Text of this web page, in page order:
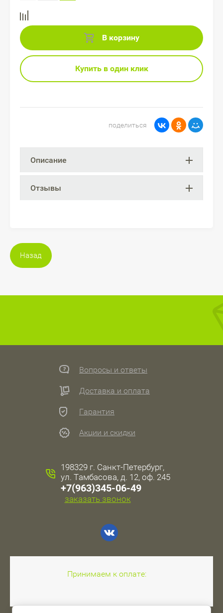
В корзину
Купить в один клик
поделиться
Описание
Отзывы
Назад
Вопросы и ответы
Доставка и оплата
Гарантия
Акции и скидки
198329 г. Санкт-Петербург,
ул. Тамбасова, д. 12, оф. 245
+7(963)345-06-49
заказать звонок
Принимаем к оплате: